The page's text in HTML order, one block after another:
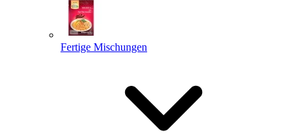
Fertige Mischungen